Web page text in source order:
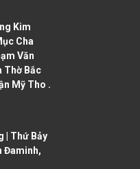
Kim
Cha
Văn
Thờ Bắc
Mỹ Tho .
| Thứ Bảy
Đaminh,